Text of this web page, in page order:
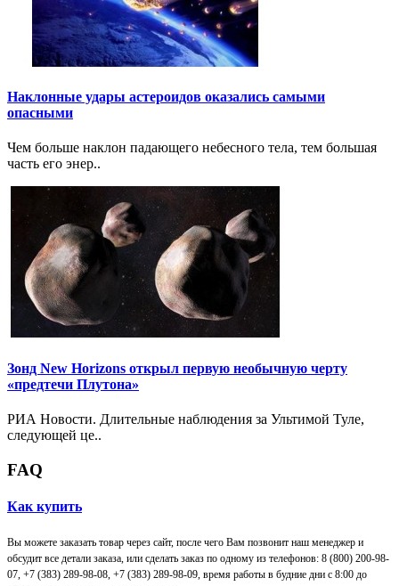
Наклонные удары астероидов оказались самыми
опасными
Чем больше наклон падающего небесного тела, тем большая
часть его энер..
Зонд New Horizons открыл первую необычную черту
«предтечи Плутона»
РИА Новости. Длительные наблюдения за Ультимой Туле,
следующей це..
FAQ
Как купить
Вы можете заказать товар через сайт, после чего Вам позвонит наш менеджер и
обсудит все детали заказа, или сделать заказ по одному из телефонов: 8 (800) 200-98-
07, +7 (383) 289-98-08, +7 (383) 289-98-09, время работы в будние дни с 8:00 до